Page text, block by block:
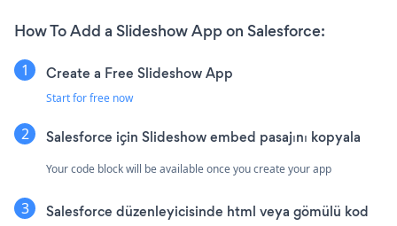
How To Add a Slideshow App on Salesforce:
Create a Free Slideshow App
Start for free now
Salesforce için Slideshow embed pasajını kopyala
Your code block will be available once you create your app
Salesforce düzenleyicisinde html veya gömülü kod